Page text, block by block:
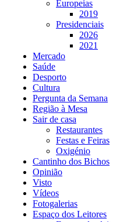
Europeias
2019
Presidenciais
2026
2021
Mercado
Saúde
Desporto
Cultura
Pergunta da Semana
Região à Mesa
Sair de casa
Restaurantes
Festas e Feiras
Oxigénio
Cantinho dos Bichos
Opinião
Visto
Vídeos
Fotogalerias
Espaço dos Leitores